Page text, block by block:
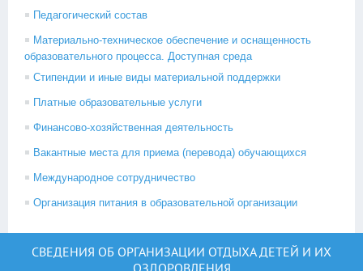
Педагогический состав
Материально-техническое обеспечение и оснащенность
образовательного процесса. Доступная среда
Стипендии и иные виды материальной поддержки
Платные образовательные услуги
Финансово-хозяйственная деятельность
Вакантные места для приема (перевода) обучающихся
Международное сотрудничество
Организация питания в образовательной организации
СВЕДЕНИЯ ОБ ОРГАНИЗАЦИИ ОТДЫХА ДЕТЕЙ И ИХ
ОЗДОРОВЛЕНИЯ